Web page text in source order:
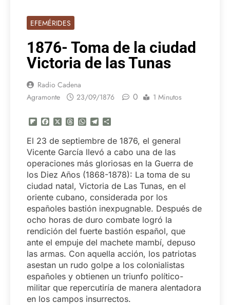
EFEMÉRIDES
1876- Toma de la ciudad
Victoria de las Tunas
Radio Cadena
Agramonte
23/09/1876 0 1 Minutos
Flipboard
FacebookThreadsWhatsApp
Telegram
El 23 de septiembre de 1876, el general
Vicente García llevó a cabo una de las
operaciones más gloriosas en la Guerra de
los Diez Años (1868-1878): La toma de su
ciudad natal, Victoria de Las Tunas, en el
oriente cubano, considerada por los
españoles bastión inexpugnable. Después de
ocho horas de duro combate logró la
rendición del fuerte bastión español, que
ante el empuje del machete mambí, depuso
las armas. Con aquella acción, los patriotas
asestan un rudo golpe a los colonialistas
españoles y obtienen un triunfo político-
militar que repercutiría de manera alentadora
en los campos insurrectos.